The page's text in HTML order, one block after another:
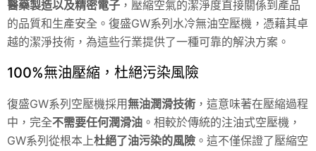
醫藥製造以及精密電子 ，壓縮空氣的潔淨度直接關係到產品
的品質和生產安全。復盛GW系列水冷無油空壓機，憑藉其卓
越的潔淨技術，為這些行業提供了一種可靠的解決方案。
100%無油壓縮，杜絕污染風險
復盛GW系列空壓機採用無油潤滑技術 ，這意味著在壓縮過程
中，完全不需要任何潤滑油 。相較於傳統的注油式空壓機，
GW系列從根本上杜絕了油污染的風險 。這不僅保證了壓縮空